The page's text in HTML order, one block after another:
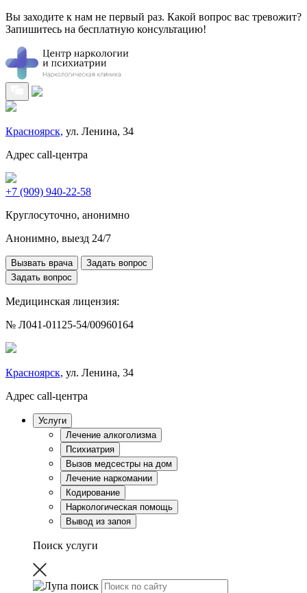
Вы заходите к нам не первый раз. Какой вопрос вас тревожит?
Запишитесь на бесплатную консультацию!
Красноярск, ул. Ленина, 34
Адрес call-центра
+7 (909) 940-22-58
Круглосуточно, анонимно
Анонимно, выезд 24/7
Вызвать врача
Задать вопрос
Задать вопрос
Медицинская лицензия:
№ Л041-01125-54/00960164
Красноярск, ул. Ленина, 34
Адрес call-центра
Услуги
Лечение алкоголизма
Психиатрия
Вызов медсестры на дом
Лечение наркомании
Кодирование
Наркологическая помощь
Вывод из запоя
Поиск услуги